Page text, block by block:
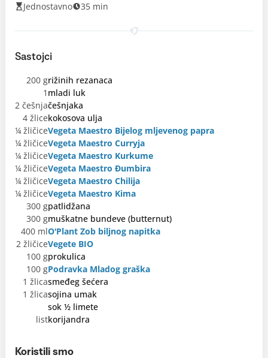
Jednostavno
35 min
Sastojci
200 grižinih rezanaca
1 mladi luk
2 češnjačešnjaka
4 žlicekokosova ulja
¼ žličiceVegeta Maestro Bijelog mljevenog papra
¼ žličiceVegeta Maestro Curryja
¼ žličiceVegeta Maestro Kurkume
¼ žličiceVegeta Maestro Đumbira
¼ žličiceVegeta Maestro Chilija
¼ žličiceVegeta Maestro Kima
300 gpatlidžana
300 gmuškatne bundeve (butternut)
400 mlOʹPlant Zob biljnog napitka
2 žličiceVegete BIO
100 gprokulica
100 gPodravka Mladog graška
1 žlicasmeđeg šećera
1 žlicasojina umak
sok ½ limete
listkorijandra
Koristili smo